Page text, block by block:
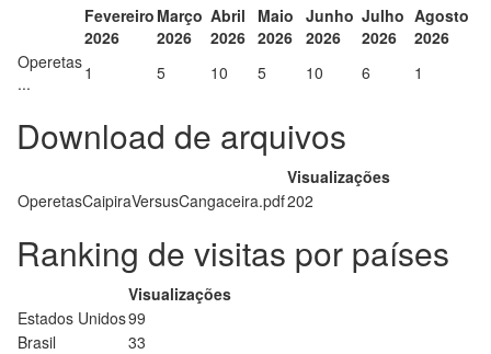
Fevereiro
2026
Março
2026
Abril
2026
Maio
2026
Junho
2026
Julho
2026
Agosto
2026
Operetas
...
1 5 10 5 10 6 1
Download de arquivos
Visualizações
OperetasCaipiraVersusCangaceira.pdf202
Ranking de visitas por países
Visualizações
Estados Unidos99
Brasil
33